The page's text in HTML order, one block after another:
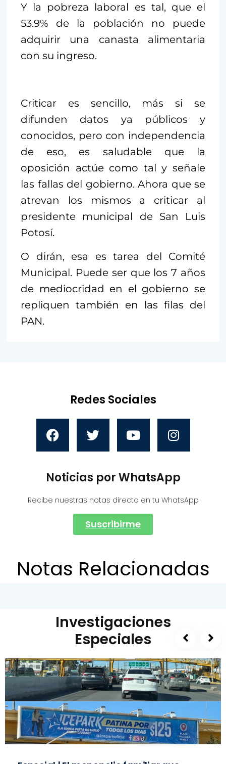
Y la pobreza laboral es tal, que el
53.9% de la población no puede
adquirir una canasta alimentaria
con su ingreso.
Criticar es sencillo, más si se
difunden datos ya públicos y
conocidos, pero con independencia
de eso, es saludable que la
oposición actúe como tal y señale
las fallas del gobierno. Ahora que se
atrevan los mismos a criticar al
presidente municipal de San Luis
Potosí.
O dirán, esa es tarea del Comité
Municipal. Puede ser que los 7 años
de mediocridad en el gobierno se
repliquen también en las filas del
PAN.
Redes Sociales
Noticias por WhatsApp
Recibe nuestras notas directo en tu WhatsApp
Suscribirme
Notas Relacionadas
Investigaciones
Especiales